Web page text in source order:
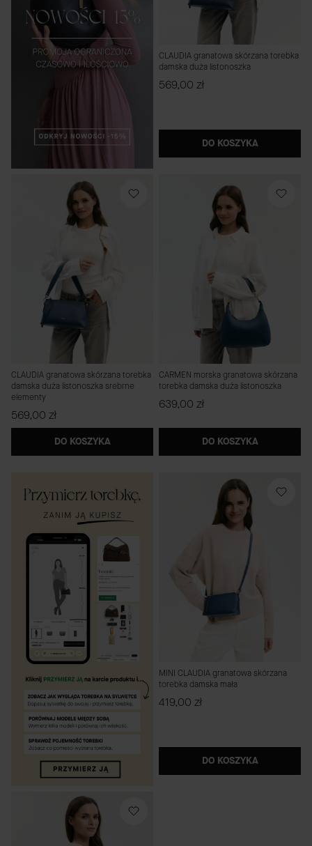
CLAUDIA granatowa skórzana torebka
damska duża listonoszka
Cena
569,00 zł
DO KOSZYKA
CLAUDIA granatowa skórzana torebka
damska duża listonoszka srebrne
elementy
Cena
569,00 zł
DO KOSZYKA
CARMEN morska granatowa skórzana
torebka damska duża listonoszka
Cena
639,00 zł
DO KOSZYKA
MINI CLAUDIA granatowa skórzana
torebka damska mała
Cena
419,00 zł
DO KOSZYKA